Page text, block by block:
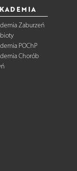
Zaburzeń
POChP
Chorób